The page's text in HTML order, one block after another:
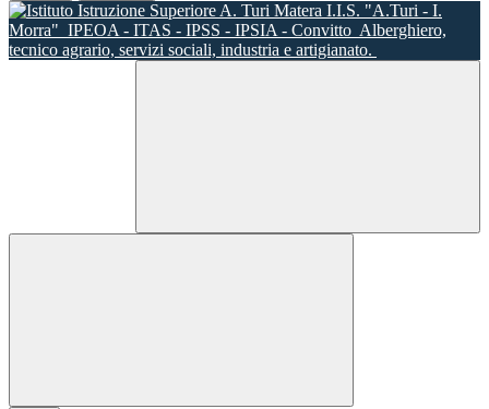
I.I.S. "A.Turi - I.
Morra" IPEOA - ITAS - IPSS - IPSIA - Convitto Alberghiero,
tecnico agrario, servizi sociali, industria e artigianato.